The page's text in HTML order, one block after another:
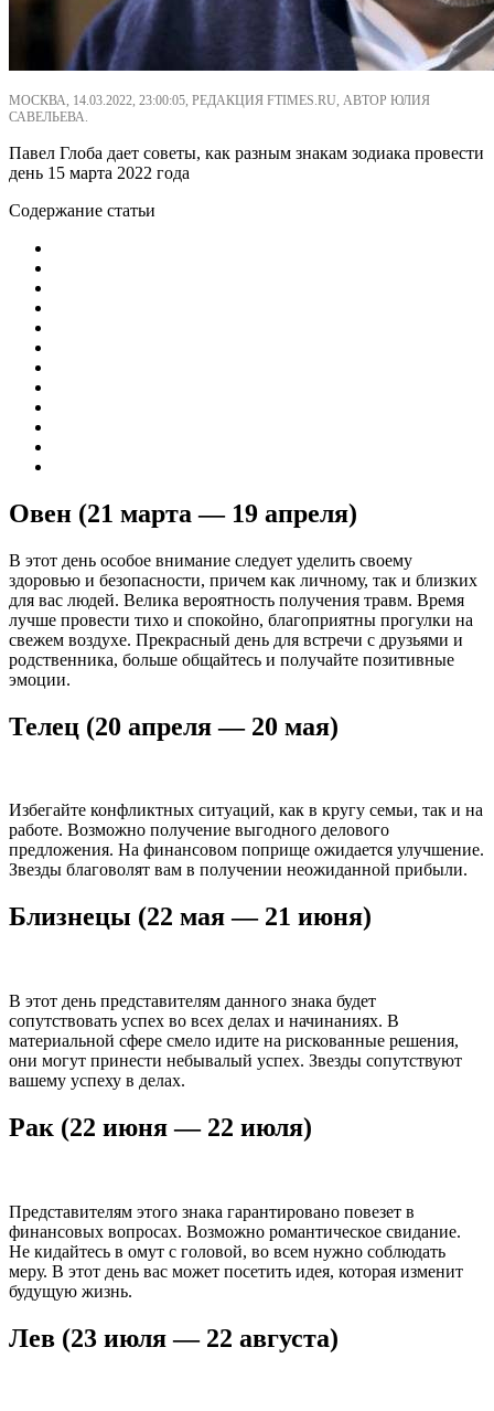
МОСКВА, 14.03.2022, 23:00:05, РЕДАКЦИЯ FTIMES.RU, АВТОР ЮЛИЯ
САВЕЛЬЕВА.
Павел Глоба дает советы, как разным знакам зодиака провести
день 15 марта 2022 года
Содержание статьи
Овен (21 марта — 19 апреля)
В этот день особое внимание следует уделить своему
здоровью и безопасности, причем как личному, так и близких
для вас людей. Велика вероятность получения травм. Время
лучше провести тихо и спокойно, благоприятны прогулки на
свежем воздухе. Прекрасный день для встречи с друзьями и
родственника, больше общайтесь и получайте позитивные
эмоции.
Телец (20 апреля — 20 мая)
Избегайте конфликтных ситуаций, как в кругу семьи, так и на
работе. Возможно получение выгодного делового
предложения. На финансовом поприще ожидается улучшение.
Звезды благоволят вам в получении неожиданной прибыли.
Близнецы (22 мая — 21 июня)
В этот день представителям данного знака будет
сопутствовать успех во всех делах и начинаниях. В
материальной сфере смело идите на рискованные решения,
они могут принести небывалый успех. Звезды сопутствуют
вашему успеху в делах.
Рак (22 июня — 22 июля)
Представителям этого знака гарантировано повезет в
финансовых вопросах. Возможно романтическое свидание.
Не кидайтесь в омут с головой, во всем нужно соблюдать
меру. В этот день вас может посетить идея, которая изменит
будущую жизнь.
Лев (23 июля — 22 августа)